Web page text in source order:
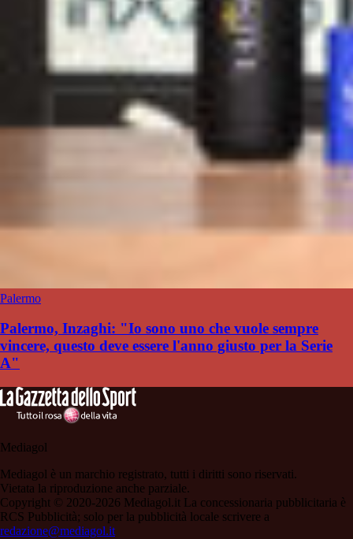
Palermo
Palermo, Inzaghi: "Io sono uno che vuole sempre
vincere, questo deve essere l'anno giusto per la Serie
A"
Mediagol
Mediagol è un marchio registrato, tutti i diritti sono riservati.
Vietata la riproduzione anche parziale.
Copyright © 2020-2026 Mediagol.it La concessionaria pubblicitaria è
RCS Pubblicità; solo per la pubblicità locale scrivere a
redazione@mediagol.it